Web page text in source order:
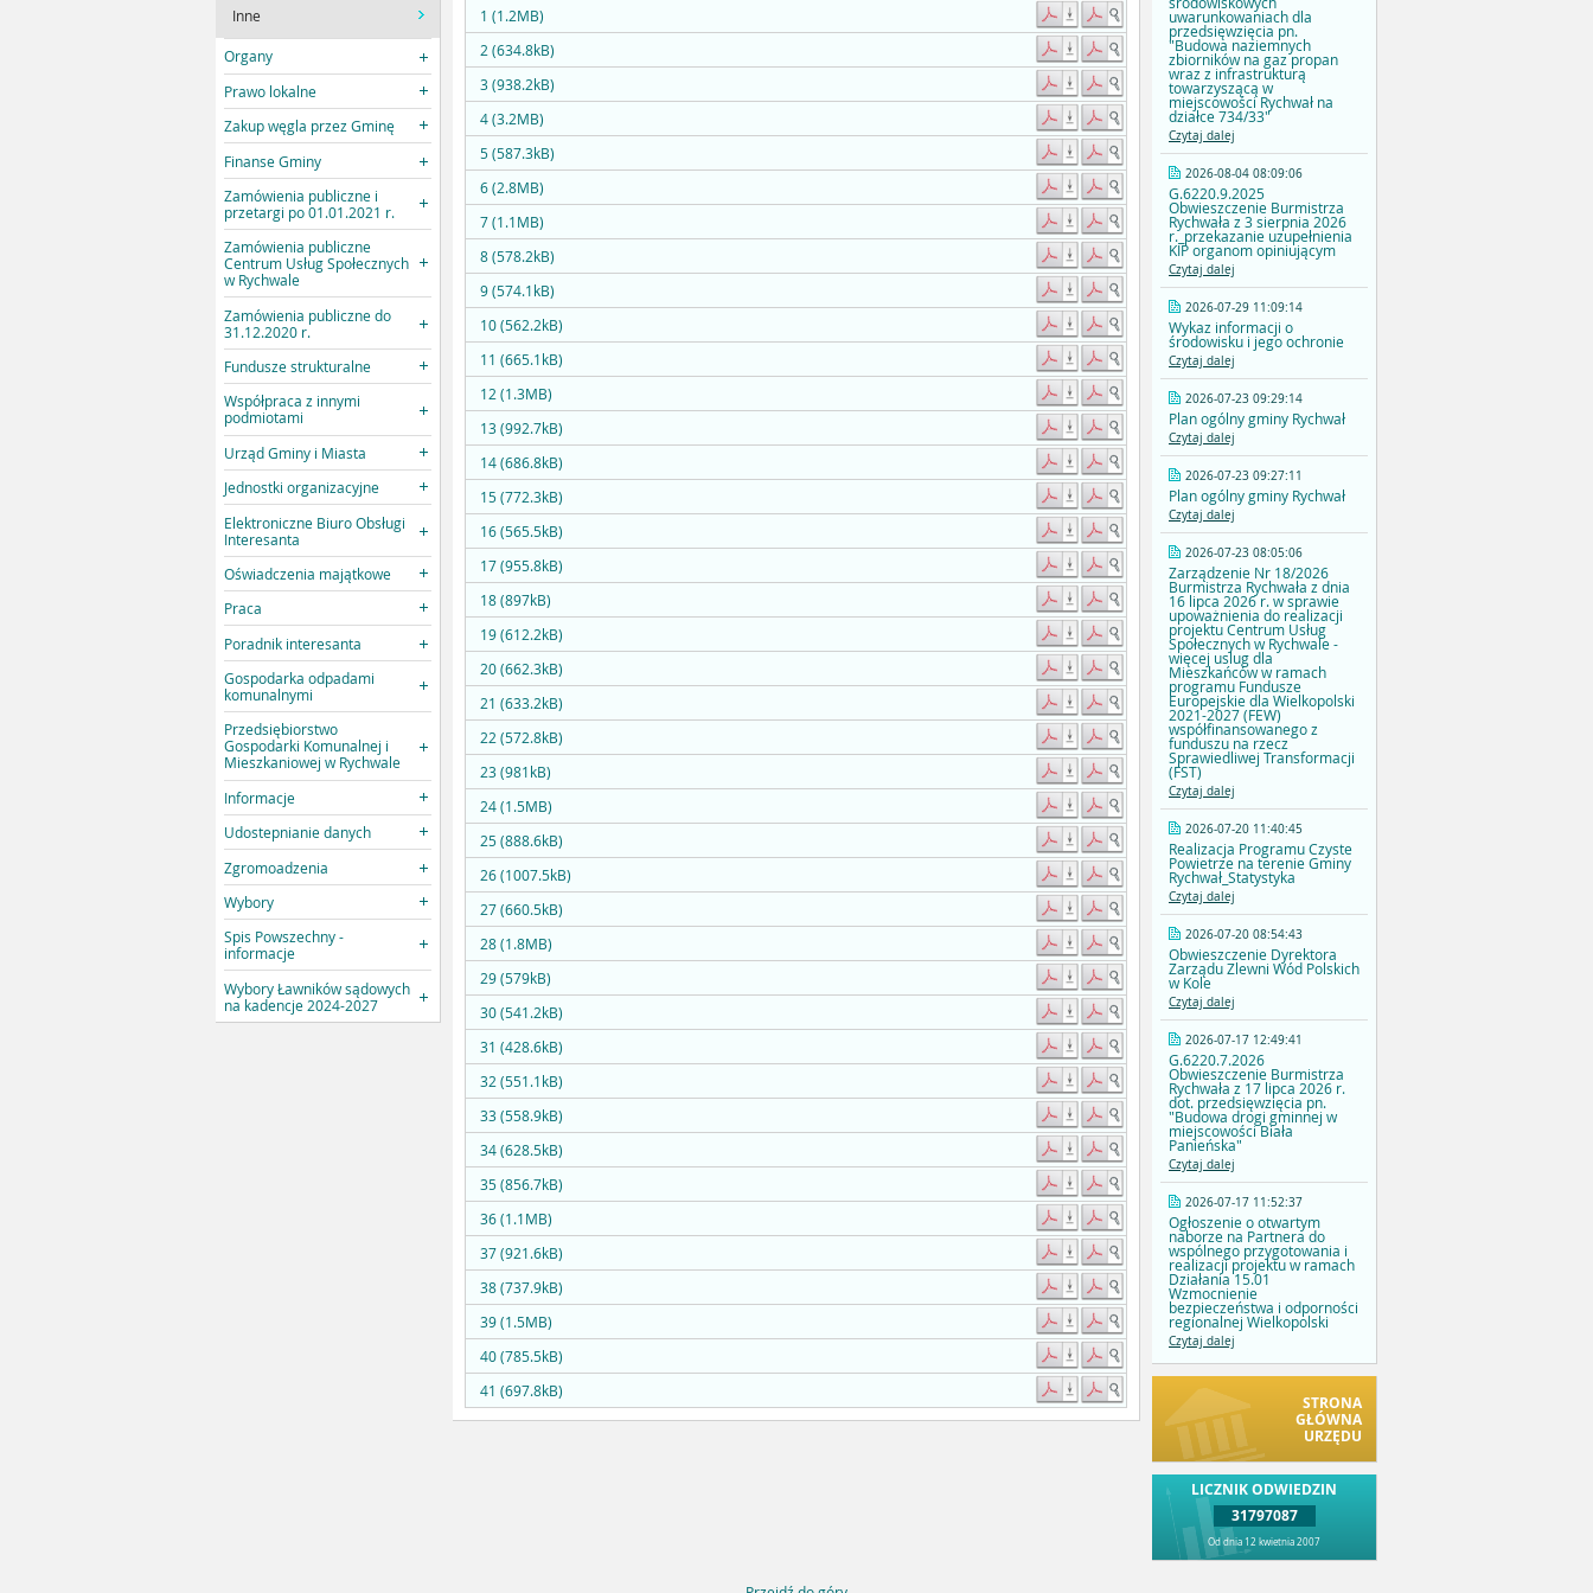
Inne
Organy
Prawo lokalne
Zakup węgla przez Gminę
Finanse Gminy
Zamówienia publiczne i
przetargi po 01.01.2021 r.
Zamówienia publiczne
Centrum Usług Społecznych
w Rychwale
Zamówienia publiczne do
31.12.2020 r.
Fundusze strukturalne
Współpraca z innymi
podmiotami
Urząd Gminy i Miasta
Jednostki organizacyjne
Elektroniczne Biuro Obsługi
Interesanta
Oświadczenia majątkowe
Praca
Poradnik interesanta
Gospodarka odpadami
komunalnymi
Przedsiębiorstwo
Gospodarki Komunalnej i
Mieszkaniowej w Rychwale
Informacje
Udostepnianie danych
Zgromoadzenia
Wybory
Spis Powszechny -
informacje
Wybory Ławników sądowych
na kadencje 2024-2027
uwarunkowaniach dla
przedsięwzięcia pn.
"Budowa naziemnych
zbiorników na gaz propan
wraz z infrastrukturą
towarzyszącą w
miejscowości Rychwał na
działce 734/33"
Czytaj dalej
2026-08-04 08:09:06
G.6220.9.2025
Obwieszczenie Burmistrza
Rychwała z 3 sierpnia 2026
r._przekazanie uzupełnienia
KIP organom opiniującym
Czytaj dalej
2026-07-29 11:09:14
Wykaz informacji o
środowisku i jego ochronie
Czytaj dalej
2026-07-23 09:29:14
Plan ogólny gminy Rychwał
Czytaj dalej
2026-07-23 09:27:11
Plan ogólny gminy Rychwał
Czytaj dalej
2026-07-23 08:05:06
Zarządzenie Nr 18/2026
Burmistrza Rychwała z dnia
16 lipca 2026 r. w sprawie
upoważnienia do realizacji
projektu Centrum Usług
Społecznych w Rychwale -
więcej uslug dla
Mieszkańców w ramach
programu Fundusze
Europejskie dla Wielkopolski
2021-2027 (FEW)
współfinansowanego z
funduszu na rzecz
Sprawiedliwej Transformacji
(FST)
Czytaj dalej
2026-07-20 11:40:45
Realizacja Programu Czyste
Powietrze na terenie Gminy
Rychwał_Statystyka
Czytaj dalej
2026-07-20 08:54:43
Obwieszczenie Dyrektora
Zarządu Zlewni Wód Polskich
w Kole
Czytaj dalej
2026-07-17 12:49:41
G.6220.7.2026
Obwieszczenie Burmistrza
Rychwała z 17 lipca 2026 r.
dot. przedsięwzięcia pn.
"Budowa drogi gminnej w
miejscowości Biała
Panieńska"
Czytaj dalej
2026-07-17 11:52:37
Ogłoszenie o otwartym
naborze na Partnera do
wspólnego przygotowania i
realizacji projektu w ramach
Działania 15.01
Wzmocnienie
bezpieczeństwa i odporności
regionalnej Wielkopolski
Czytaj dalej
STRONA
GŁÓWNA
URZĘDU
LICZNIK ODWIEDZIN
31797087
Od dnia 12 kwietnia 2007
1 (1.2MB)
2 (634.8kB)
3 (938.2kB)
4 (3.2MB)
5 (587.3kB)
6 (2.8MB)
7 (1.1MB)
8 (578.2kB)
9 (574.1kB)
10 (562.2kB)
11 (665.1kB)
12 (1.3MB)
13 (992.7kB)
14 (686.8kB)
15 (772.3kB)
16 (565.5kB)
17 (955.8kB)
18 (897kB)
19 (612.2kB)
20 (662.3kB)
21 (633.2kB)
22 (572.8kB)
23 (981kB)
24 (1.5MB)
25 (888.6kB)
26 (1007.5kB)
27 (660.5kB)
28 (1.8MB)
29 (579kB)
30 (541.2kB)
31 (428.6kB)
32 (551.1kB)
33 (558.9kB)
34 (628.5kB)
35 (856.7kB)
36 (1.1MB)
37 (921.6kB)
38 (737.9kB)
39 (1.5MB)
40 (785.5kB)
41 (697.8kB)